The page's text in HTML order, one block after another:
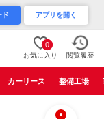
ド アプリを開く
0
お気に入り 閲覧履歴
カーリース 整備工場